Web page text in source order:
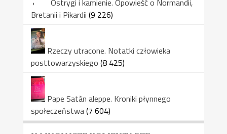
Ostrygi i kamienie. Opowieść o Normandii,
Bretanii i Pikardii (9 226)
Rzeczy utracone. Notatki człowieka
posttowarzyskiego (8 425)
Pape Satàn aleppe. Kroniki płynnego
społeczeństwa(7 604)